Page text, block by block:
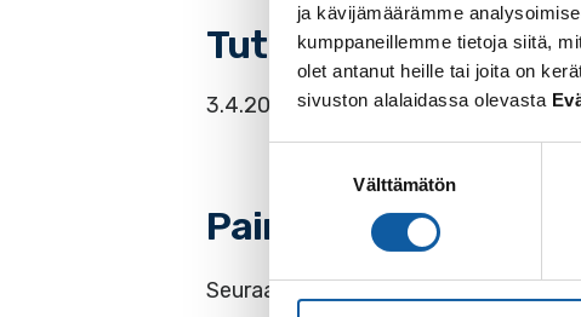
ja kävijämäärämme
kumppaneillemme tietoja siitä,
olet antanut heille tai joita on
sivuston alalaidassa olevasta
Välttämätön
Tutustu
3.4.2026 kokouksenEsityslista(pdf-
Paimio-TV
Seuraa kaupunginvaltuuston